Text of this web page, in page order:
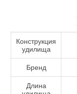
Конструкция
удилища
Бренд
Длина